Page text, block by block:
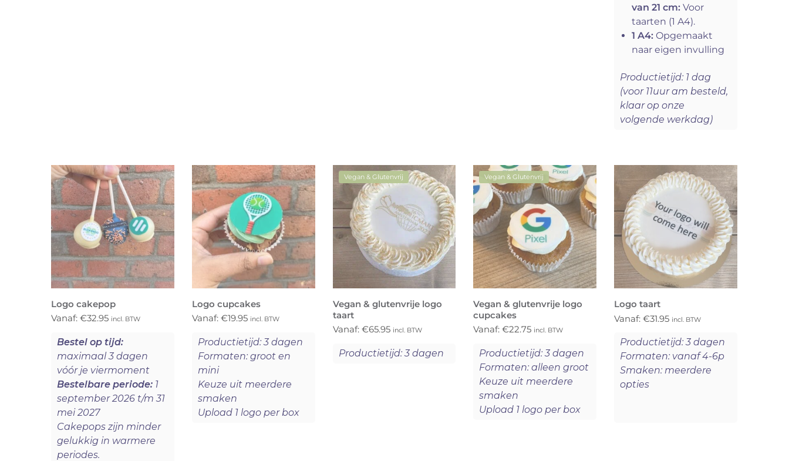
van 21 cm: Voor
taarten (1 A4).
1 A4: Opgemaakt
naar eigen invulling
Productietijd: 1 dag
(voor 11uur am besteld,
klaar op onze
volgende werkdag)
Logo cakepop
Vanaf: €32.95 incl. BTW
Bestel op tijd:
maximaal 3 dagen
vóór je viermoment
Bestelbare periode: 1
september 2026 t/m 31
mei 2027
Cakepops zijn minder
gelukkig in warmere
periodes.
Logo cupcakes
Vanaf: €19.95 incl. BTW
Productietijd: 3 dagen
Formaten: groot en
mini
Keuze uit meerdere
smaken
Upload 1 logo per box
Vegan & Glutenvrij
Vegan & glutenvrije logo
taart
Vanaf: €65.95 incl. BTW
Productietijd: 3 dagen
Vegan & Glutenvrij
Vegan & glutenvrije logo
cupcakes
Vanaf:€22.75 incl. BTW
Productietijd: 3 dagen
Formaten: alleen groot
Keuze uit meerdere
smaken
Upload 1 logo per box
Logo taart
Vanaf: €31.95 incl. BTW
Productietijd: 3 dagen
Formaten: vanaf 4-6p
Smaken: meerdere
opties